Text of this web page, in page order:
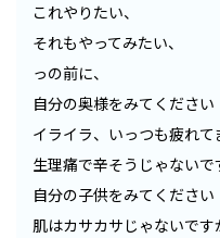
これやりたい、
それもやってみたい、
っの前に、
自分の奥様をみてください
イライラ、いっつも疲れて
生理痛で辛そうじゃないで
自分の子供をみてください
肌はカサカサじゃないです